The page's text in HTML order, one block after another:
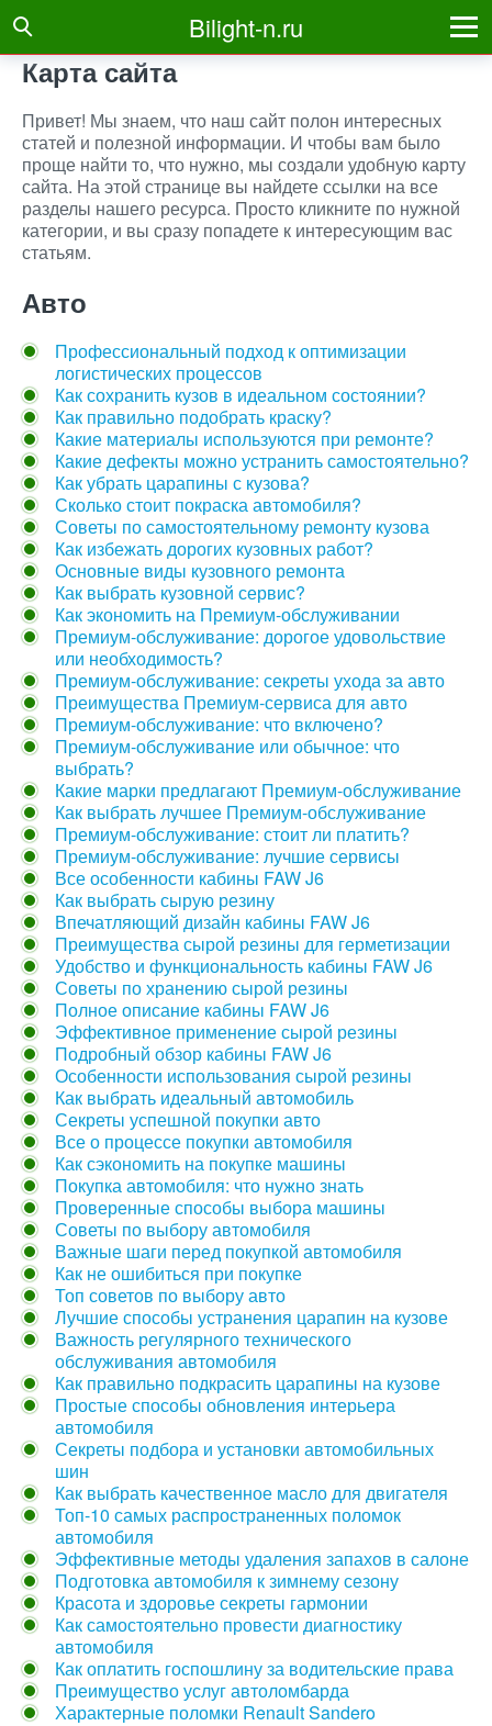
Bilight-n.ru
Карта сайта
Привет! Мы знаем, что наш сайт полон интересных
статей и полезной информации. И чтобы вам было
проще найти то, что нужно, мы создали удобную карту
сайта. На этой странице вы найдете ссылки на все
разделы нашего ресурса. Просто кликните по нужной
категории, и вы сразу попадете к интересующим вас
статьям.
Авто
Профессиональный подход к оптимизации
логистических процессов
Как сохранить кузов в идеальном состоянии?
Как правильно подобрать краску?
Какие материалы используются при ремонте?
Какие дефекты можно устранить самостоятельно?
Как убрать царапины с кузова?
Сколько стоит покраска автомобиля?
Советы по самостоятельному ремонту кузова
Как избежать дорогих кузовных работ?
Основные виды кузовного ремонта
Как выбрать кузовной сервис?
Как экономить на Премиум-обслуживании
Премиум-обслуживание: дорогое удовольствие
или необходимость?
Премиум-обслуживание: секреты ухода за авто
Преимущества Премиум-сервиса для авто
Премиум-обслуживание: что включено?
Премиум-обслуживание или обычное: что
выбрать?
Какие марки предлагают Премиум-обслуживание
Как выбрать лучшее Премиум-обслуживание
Премиум-обслуживание: стоит ли платить?
Премиум-обслуживание: лучшие сервисы
Все особенности кабины FAW J6
Как выбрать сырую резину
Впечатляющий дизайн кабины FAW J6
Преимущества сырой резины для герметизации
Удобство и функциональность кабины FAW J6
Советы по хранению сырой резины
Полное описание кабины FAW J6
Эффективное применение сырой резины
Подробный обзор кабины FAW J6
Особенности использования сырой резины
Как выбрать идеальный автомобиль
Секреты успешной покупки авто
Все о процессе покупки автомобиля
Как сэкономить на покупке машины
Покупка автомобиля: что нужно знать
Проверенные способы выбора машины
Советы по выбору автомобиля
Важные шаги перед покупкой автомобиля
Как не ошибиться при покупке
Топ советов по выбору авто
Лучшие способы устранения царапин на кузове
Важность регулярного технического
обслуживания автомобиля
Как правильно подкрасить царапины на кузове
Простые способы обновления интерьера
автомобиля
Секреты подбора и установки автомобильных
шин
Как выбрать качественное масло для двигателя
Топ-10 самых распространенных поломок
автомобиля
Эффективные методы удаления запахов в салоне
Подготовка автомобиля к зимнему сезону
Красота и здоровье секреты гармонии
Как самостоятельно провести диагностику
автомобиля
Как оплатить госпошлину за водительские права
Преимущество услуг автоломбарда
Характерные поломки Renault Sandero